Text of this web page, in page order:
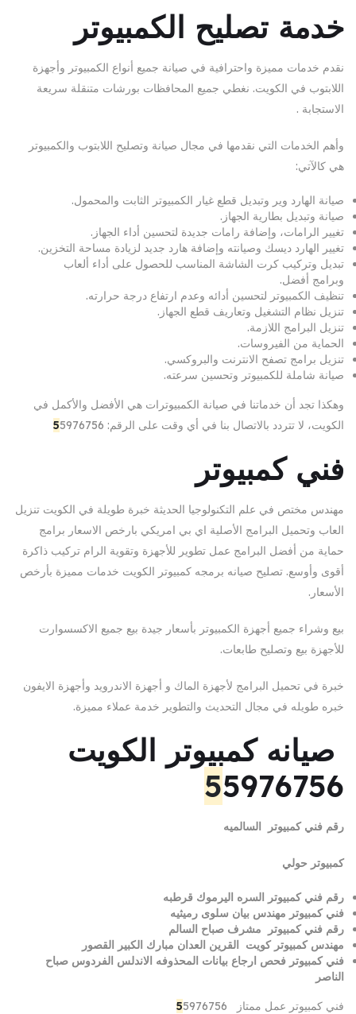
خدمة تصليح الكمبيوتر
نقدم خدمات مميزة واحترافية في صيانة جميع أنواع الكمبيوتر وأجهزة
اللابتوب في الكويت. نغطي جميع المحافظات بورشات متنقلة سريعة
الاستجابة .
وأهم الخدمات التي نقدمها في مجال صيانة وتصليح اللابتوب والكمبيوتر
هي كالآتي:
صيانة الهارد وير وتبديل قطع غيار الكمبيوتر الثابت والمحمول.
صيانة وتبديل بطارية الجهاز.
تغيير الرامات، وإضافة رامات جديدة لتحسين أداء الجهاز.
تغيير الهارد ديسك وصيانته وإضافة هارد جديد لزيادة مساحة التخزين.
تبديل وتركيب كرت الشاشة المناسب للحصول على أداء ألعاب
وبرامج أفضل.
تنظيف الكمبيوتر لتحسين أدائه وعدم ارتفاع درجة حرارته.
تنزيل نظام التشغيل وتعاريف قطع الجهاز.
تنزيل البرامج اللازمة.
الحماية من الفيروسات.
تنزيل برامج تصفح الانترنت والبروكسي.
صيانة شاملة للكمبيوتر وتحسين سرعته.
وهكذا تجد أن خدماتنا في صيانة الكمبيوترات هي الأفضل والأكمل في
الكويت، لا تتردد بالاتصال بنا في أي وقت على الرقم:
55976756
فني كمبيوتر
مهندس مختص في علم التكنولوجيا الحديثة خبرة طويلة في الكويت تنزيل
العاب وتحميل البرامج الأصلية اي بي امريكي بارخص الاسعار برامج
حماية من أفضل البرامج عمل تطوير للأجهزة وتقوية الرام تركيب ذاكرة
أقوى وأوسع. تصليح صيانه برمجه كمبيوتر الكويت خدمات مميزة بأرخص
الأسعار.
بيع وشراء جميع أجهزة الكمبيوتر بأسعار جيدة بيع جميع الاكسسوارت
للأجهزة بيع وتصليح طابعات.
خبرة في تحميل البرامج لأجهزة الماك و أجهزة الاندرويد وأجهزة الايفون
خبره طويله في مجال التحديث والتطوير خدمة عملاء مميزة.
صيانه كمبيوتر الكويت
55976756
رقم فني كمبيوتر السالميه
كمبيوتر حولي
رقم فني كمبيوتر السره اليرموك قرطبه
فني كمبيوتر مهندس بيان سلوى رميثيه
رقم فني كمبيوتر مشرف صباح السالم
مهندس كمبيوتر كويت القرين العدان مبارك الكبير القصور
فني كمبيوتر فحص ارجاع بيانات المحذوفه الاندلس الفردوس صباح
الناصر
فني كمبيوتر عمل ممتاز 55976756